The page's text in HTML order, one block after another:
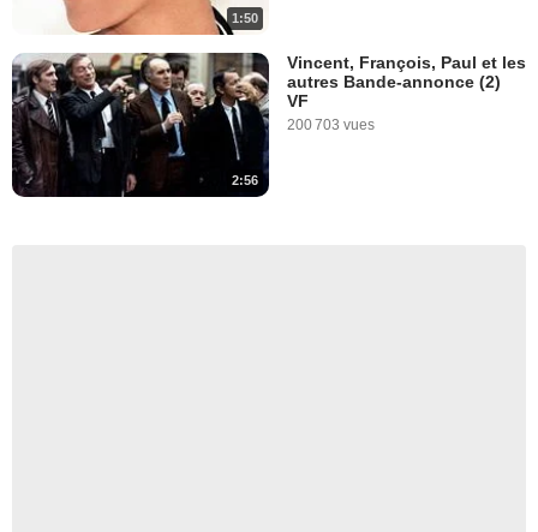
1:50
2:56
Vincent, François, Paul et les
autres Bande-annonce (2)
VF
200 703 vues